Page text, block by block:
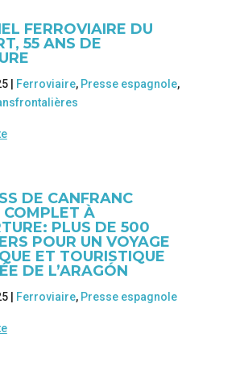
FERROVIAIRE DU
55 ANS DE
| Ferroviaire, Presse espagnole,
DE CANFRANC
COMPLET À
PLUS DE 500
POUR UN VOYAGE
ET TOURISTIQUE
DE L’ARAGÓN
| Ferroviaire, Presse espagnole